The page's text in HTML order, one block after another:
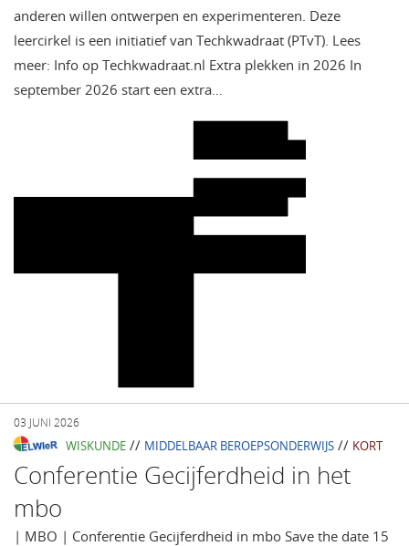
anderen willen ontwerpen en experimenteren. Deze
leercirkel is een initiatief van Techkwadraat (PTvT). Lees
meer: Info op Techkwadraat.nl Extra plekken in 2026 In
september 2026 start een extra…
03 JUNI 2026
WISKUNDE // MIDDELBAAR BEROEPSONDERWIJS // KORT
Conferentie Gecijferdheid in het
mbo
| MBO | Conferentie Gecijferdheid in mbo Save the date 15